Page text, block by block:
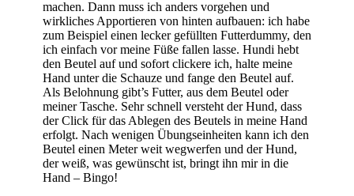
machen. Dann muss ich anders vorgehen und
wirkliches Apportieren von hinten aufbauen: ich habe
zum Beispiel einen lecker gefüllten Futterdummy, den
ich einfach vor meine Füße fallen lasse. Hundi hebt
den Beutel auf und sofort clickere ich, halte meine
Hand unter die Schauze und fange den Beutel auf.
Als Belohnung gibt’s Futter, aus dem Beutel oder
meiner Tasche. Sehr schnell versteht der Hund, dass
der Click für das Ablegen des Beutels in meine Hand
erfolgt. Nach wenigen Übungseinheiten kann ich den
Beutel einen Meter weit wegwerfen und der Hund,
der weiß, was gewünscht ist, bringt ihn mir in die
Hand – Bingo!